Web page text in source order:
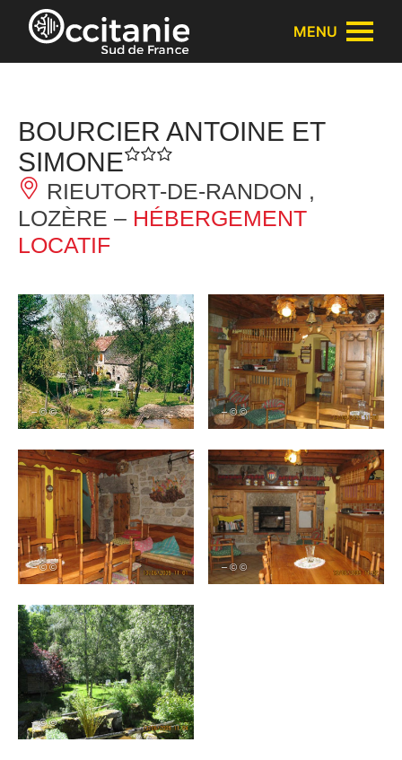
Panneau de gestion des cookies
MENU
BOURCIER ANTOINE ET
SIMONE
RIEUTORT-DE-RANDON ,
LOZÈRE – HÉBERGEMENT
LOCATIF
– © © – © ©
– © © – © ©
– © ©